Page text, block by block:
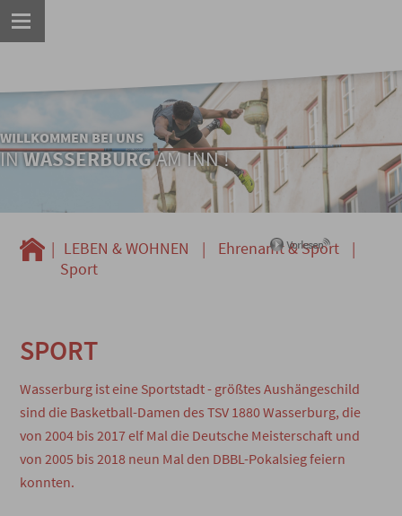
WILLKOMMEN BEI UNS
INWASSERBURGAM INN !
| LEBEN & WOHNEN | Ehrenamt & Sport
|
Sport
SPORT
Wasserburg ist eine Sportstadt - größtes Aushängeschild
sind die Basketball-Damen des TSV 1880 Wasserburg, die
von 2004 bis 2017 elf Mal die Deutsche Meisterschaft und
von 2005 bis 2018 neun Mal den DBBL-Pokalsieg feiern
konnten.